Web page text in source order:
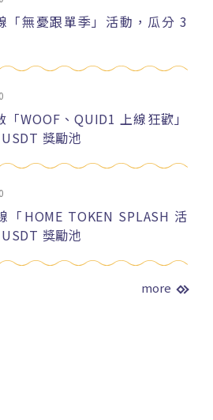
「無憂跟單季」活動，瓜分 3
WOOF、QUID1 上線狂歡」
獎勵池
「HOME TOKEN SPLASH 活
獎勵池
more